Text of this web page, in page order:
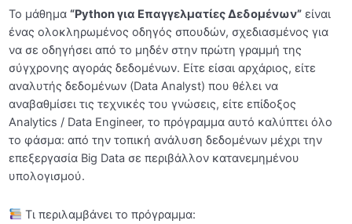
Εισαγωγή του Μαθήματος “Python για
Επαγγελματίες Δεδομένων”
Γιατί Python για Ανάλυση Δεδομένων;
Γιατί Python για Analytics Engineering;
Γνωριμία με την καθοδηγήτρια
Τεχνικές Απαιτήσεις
Προτεινόμενο Εβδομαδιαίο Πλάνο
Κανόνες Κοινότητας
Το μάθημα “Python για Επαγγελματίες Δεδομένων”είναι
ένας ολοκληρωμένος οδηγός σπουδών, σχεδιασμένος για
να σε οδηγήσει από το μηδέν στην πρώτη γραμμή της
σύγχρονης αγοράς δεδομένων. Είτε είσαι αρχάριος, είτε
αναλυτής δεδομένων (Data Analyst) που θέλει να
αναβαθμίσει τις τεχνικές του γνώσεις, είτε επίδοξος
Analytics / Data Engineer, το πρόγραμμα αυτό καλύπτει όλο
το φάσμα: από την τοπική ανάλυση δεδομένων μέχρι την
επεξεργασία Big Data σε περιβάλλον κατανεμημένου
υπολογισμού.
Τι περιλαμβάνει το πρόγραμμα: